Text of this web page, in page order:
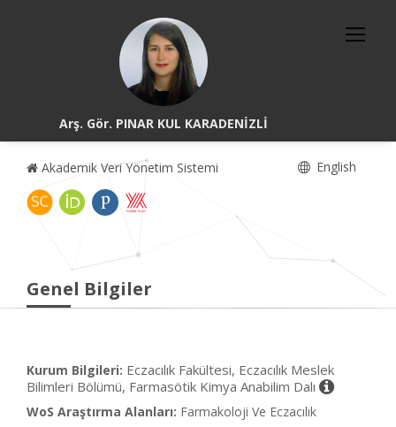
Arş. Gör. PINAR KUL KARADENİZLİ
Akademik Veri Yönetim Sistemi English
Genel Bilgiler
Kurum Bilgileri: Eczacılık Fakültesi, Eczacılık Meslek
Bilimleri Bölümü, Farmasötik Kimya Anabilim Dalı
WoS Araştırma Alanları: Farmakoloji Ve Eczacılık